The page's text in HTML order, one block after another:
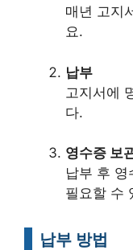
매년 고지
요.
납부
고지서에
다.
영수증 보
납부 후 영
필요할 수
납부 방법